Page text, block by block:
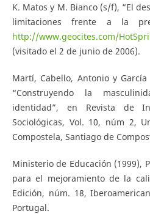
K. Matos y M. Bianco (s/f), “El
limitaciones frente a la
http://www.geocites.com/
(visitado el 2 de junio de 2006).
Martí, Cabello, Antonio y
“Construyendo la
identidad”, en Revista de
Sociológicas, Vol. 10, núm 2,
Compostela, Santiago de
Ministerio de Educación (1999),
para el mejoramiento de la
Edición, núm. 18,
Portugal.